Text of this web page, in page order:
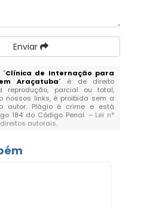
Enviar
"Clínica de Internação para
Araçatuba" é de direito
reprodução, parcial ou total,
nossos links, é proibida sem a
autor. Plágio é crime e está
184 do Código Penal. – Lei n°
autorais.